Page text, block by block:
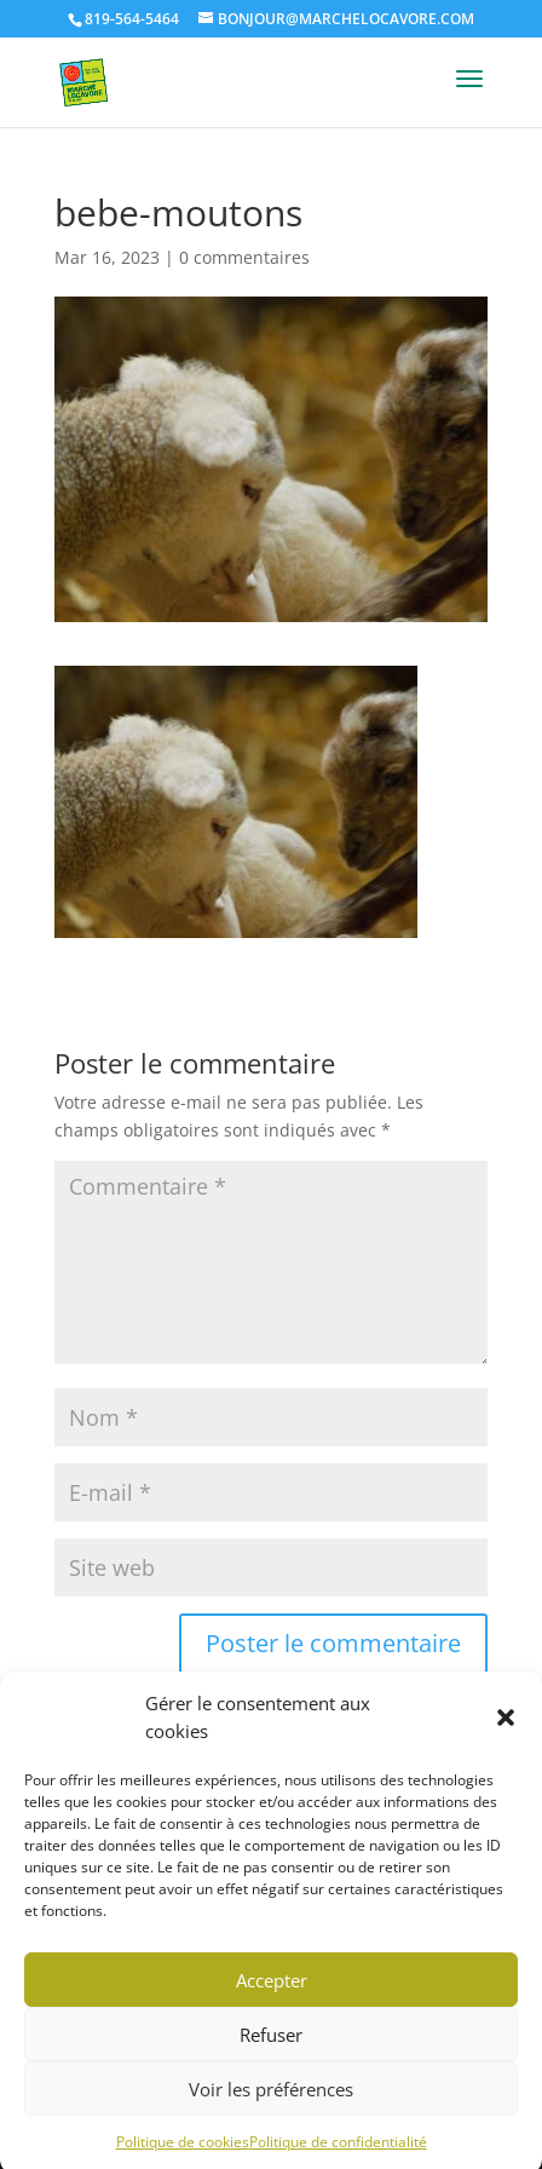
Gérer le consentement aux
cookies
Pour offrir les meilleures expériences, nous utilisons des technologies
telles que les cookies pour stocker et/ou accéder aux informations des
appareils. Le fait de consentir à ces technologies nous permettra de
traiter des données telles que le comportement de navigation ou les ID
uniques sur ce site. Le fait de ne pas consentir ou de retirer son
consentement peut avoir un effet négatif sur certaines caractéristiques
et fonctions.
Accepter
Refuser
Voir les préférences
Politique de cookiesPolitique de confidentialité
819-564-5464 BONJOUR@MARCHELOCAVORE.COM
bebe-moutons
Mar 16, 2023 | 0 commentaires
Poster le commentaire
Votre adresse e-mail ne sera pas publiée. Les
champs obligatoires sont indiqués avec *
Rechercher
Politique de confidentialité
Politique de cookies (CA)
© 2022 MARCHÉ LOCAVORE | TOUS DROITS
Conception WebRubie